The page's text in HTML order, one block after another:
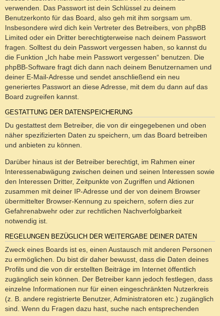
verwenden. Das Passwort ist dein Schlüssel zu deinem
Benutzerkonto für das Board, also geh mit ihm sorgsam um.
Insbesondere wird dich kein Vertreter des Betreibers, von phpBB
Limited oder ein Dritter berechtigterweise nach deinem Passwort
fragen. Solltest du dein Passwort vergessen haben, so kannst du
die Funktion „Ich habe mein Passwort vergessen“ benutzen. Die
phpBB-Software fragt dich dann nach deinem Benutzernamen und
deiner E-Mail-Adresse und sendet anschließend ein neu
generiertes Passwort an diese Adresse, mit dem du dann auf das
Board zugreifen kannst.
GESTATTUNG DER DATENSPEICHERUNG
Du gestattest dem Betreiber, die von dir eingegebenen und oben
näher spezifizierten Daten zu speichern, um das Board betreiben
und anbieten zu können.
Darüber hinaus ist der Betreiber berechtigt, im Rahmen einer
Interessenabwägung zwischen deinen und seinen Interessen sowie
den Interessen Dritter, Zeitpunkte von Zugriffen und Aktionen
zusammen mit deiner IP-Adresse und der von deinem Browser
übermittelter Browser-Kennung zu speichern, sofern dies zur
Gefahrenabwehr oder zur rechtlichen Nachverfolgbarkeit
notwendig ist.
REGELUNGEN BEZÜGLICH DER WEITERGABE DEINER DATEN
Zweck eines Boards ist es, einen Austausch mit anderen Personen
zu ermöglichen. Du bist dir daher bewusst, dass die Daten deines
Profils und die von dir erstellten Beiträge im Internet öffentlich
zugänglich sein können. Der Betreiber kann jedoch festlegen, dass
einzelne Informationen nur für einen eingeschränkten Nutzerkreis
(z. B. andere registrierte Benutzer, Administratoren etc.) zugänglich
sind. Wenn du Fragen dazu hast, suche nach entsprechenden